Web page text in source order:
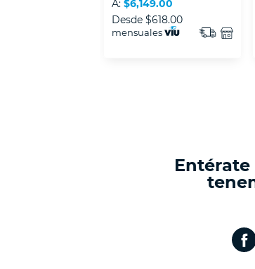
A: $6,149.00
Desde $618.00
mensuales